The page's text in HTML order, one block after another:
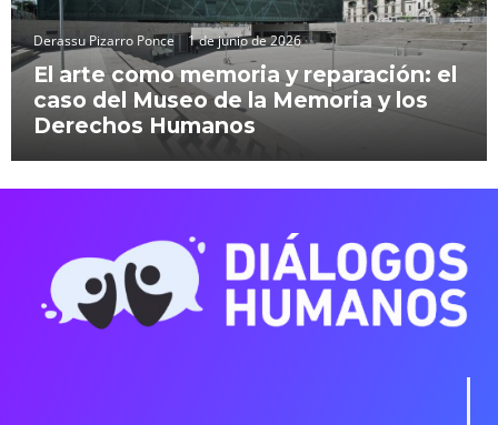
Derassu Pizarro Ponce 1 de junio de 2026
El arte como memoria y reparación: el
caso del Museo de la Memoria y los
Derechos Humanos